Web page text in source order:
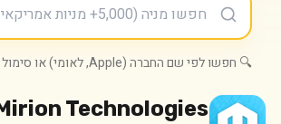
🔍 חפשו לפי שם החברה (Apple, לאומי) או סימול (AAPL, LUMI.TA)
Technologies